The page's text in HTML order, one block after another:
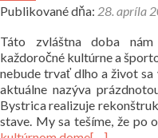
Publikované dňa: 28. apríla
Táto zvláštna doba nám
každoročné kultúrne a
nebude trvať dlho a život
aktuálne nazýva
Bystrica realizuje
stave. My sa tešíme, že po